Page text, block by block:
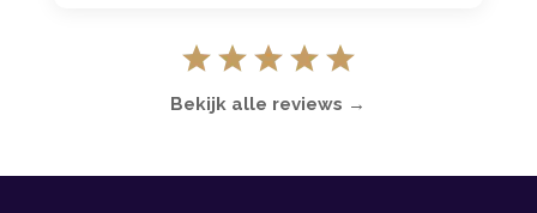
Bekijk alle reviews →